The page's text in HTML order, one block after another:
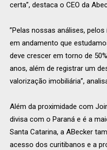
certa”, destaca o CEO da
”Pelas nossas análises,
em andamento que
deve crescer em torno de
anos, além de registrar um
valorização imobiliária”,
Além da proximidade com
divisa com o Paraná e é a
Santa Catarina, a ABecker
acesso dos curitibanos e a